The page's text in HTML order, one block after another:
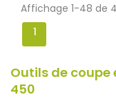
Affichage 1-48 de
1
Outils de coupe
450